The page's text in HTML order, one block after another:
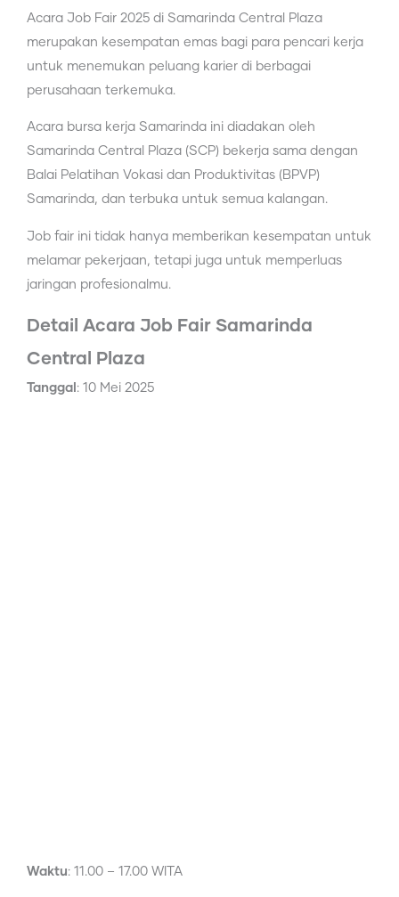
Acara Job Fair 2025 di Samarinda Central Plaza
merupakan kesempatan emas bagi para pencari kerja
untuk menemukan peluang karier di berbagai
perusahaan terkemuka.
Acara bursa kerja Samarinda ini diadakan oleh
Samarinda Central Plaza (SCP) bekerja sama dengan
Balai Pelatihan Vokasi dan Produktivitas (BPVP)
Samarinda, dan terbuka untuk semua kalangan.
Job fair ini tidak hanya memberikan kesempatan untuk
melamar pekerjaan, tetapi juga untuk memperluas
jaringan profesionalmu.
Detail Acara Job Fair Samarinda
Central Plaza
Tanggal : 10 Mei 2025
Waktu: 11.00 – 17.00 WITA